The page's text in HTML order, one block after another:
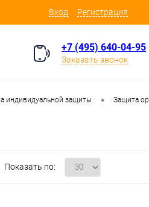
Вход Регистрация
+7 (495) 640-04-95
Заказать звонок
индивидуальной защиты • Защита
Показать по: